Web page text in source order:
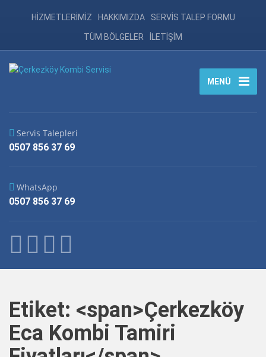
HİZMETLERİMİZ HAKKIMIZDA SERVİS TALEP FORMU
TÜM BÖLGELER İLETİŞİM
MENÜ
Servis Talepleri
0507 856 37 69
WhatsApp
0507 856 37 69
Etiket: <span>Çerkezköy
Eca Kombi Tamiri